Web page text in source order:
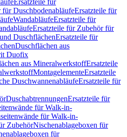
Ersatzteile für
für DuschbodenabläufeErsatzteile für
WandabläufeErsatzteile für
Ersatzteile für Zubehör für
DuschflächenErsatzteile für
Duschflächen aus
Duofix
aus MineralwerkstoffErsatzteile
MontagelementeErsatzteile
DuschwannenabläufeErsatzteile für
DuschabtrennungenErsatzteile für
für Walk-in-
für Walk-in-
ZubehörNischenablageboxen für
für